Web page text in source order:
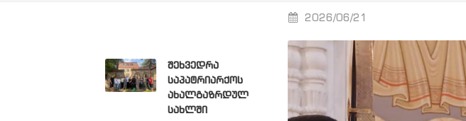
2026/06/21
შეხვედრა
საპატრიარქოს
ახალგაზრდულ
სახლში